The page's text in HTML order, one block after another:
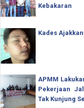
Kebakaran
Kades
APMM
Pekerjaan
Tak Kunjung